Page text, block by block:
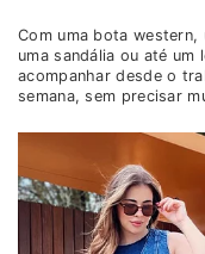
Com uma bota
uma sandália ou até
acompanhar desde o
semana, sem precisar